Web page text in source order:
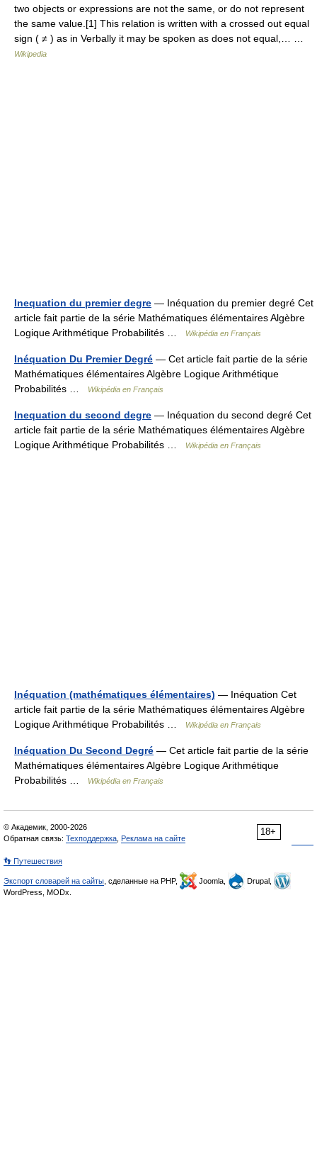
two objects or expressions are not the same, or do not represent
the same value.[1] This relation is written with a crossed out equal
sign ( ≠ ) as in Verbally it may be spoken as does not equal,… …
Wikipedia
Inequation du premier degre — Inéquation du premier degré Cet
article fait partie de la série Mathématiques élémentaires Algèbre
Logique Arithmétique Probabilités …
Wikipédia en Français
Inéquation Du Premier Degré — Cet article fait partie de la série
Mathématiques élémentaires Algèbre Logique Arithmétique
Probabilités …
Wikipédia en Français
Inequation du second degre — Inéquation du second degré Cet
article fait partie de la série Mathématiques élémentaires Algèbre
Logique Arithmétique Probabilités …
Wikipédia en Français
Inéquation (mathématiques élémentaires) — Inéquation Cet
article fait partie de la série Mathématiques élémentaires Algèbre
Logique Arithmétique Probabilités …
Wikipédia en Français
Inéquation Du Second Degré — Cet article fait partie de la série
Mathématiques élémentaires Algèbre Logique Arithmétique
Probabilités …
Wikipédia en Français
18+
© Академик, 2000-2026
Обратная связь: Техподдержка Реклама на сайте
👣 Путешествия
Экспорт словарей на сайты , сделанные на PHP, Joomla,
Drupal,
WordPress, MODx.